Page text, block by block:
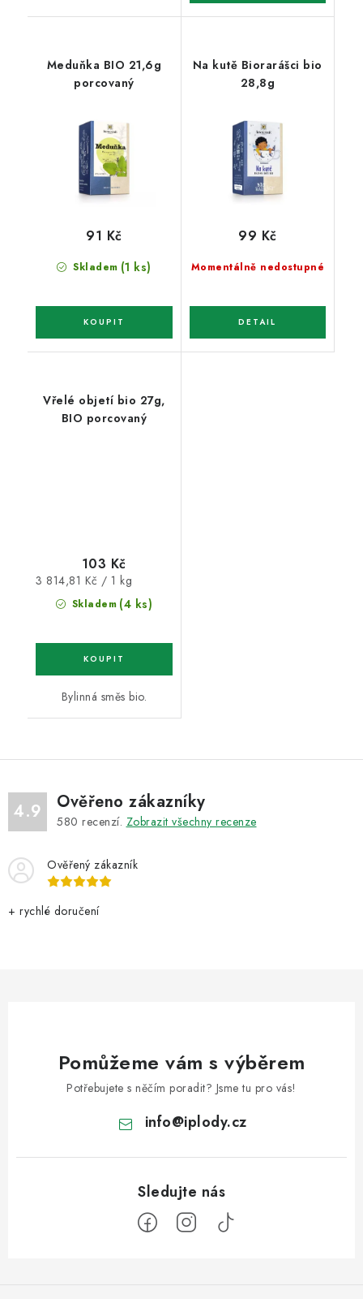
Meduňka BIO 21,6g
porcovaný
Skladem (1 ks)
91 Kč
Na kutě Biorarášci bio
28,8g
Momentálně nedostupné
99 Kč
Vřelé objetí bio 27g,
BIO porcovaný
Skladem (4 ks)
103 Kč
Měrná
cena:
3 814,81 Kč / 1 kg
Bylinná směs bio.
4.9 Ověřeno zákazníky
580 recenzí. Zobrazit všechny recenze
Ověřený zákazník
+ rychlé doručení
Pomůžeme vám s výběrem
Potřebujete s něčím poradit? Jsme tu pro vás!
info@iplody.cz